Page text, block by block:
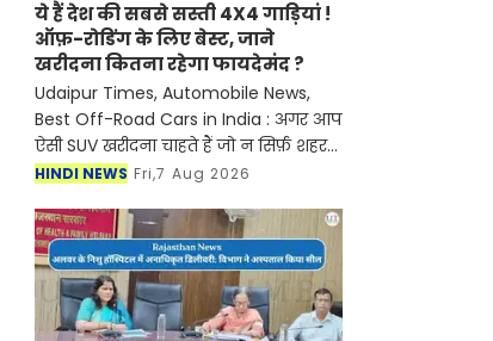
ये हैं देश की सबसे सस्ती 4X4 गाड़ियां !
ऑफ़-रोडिंग के लिए बेस्ट, जाने
खरीदना कितना रहेगा फायदेमंद ?
Udaipur Times, Automobile News,
Best Off-Road Cars in India : अगर आप
ऐसी SUV खरीदना चाहते हैं जो न सिर्फ़ शहर
की सड़कों पर, बल्कि पहाड़ों, कीचड़ और
दे, तो
HINDI NEWS Fri,7 Aug 2026